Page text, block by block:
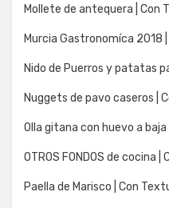
Mollete de antequera | Con
Murcia Gastronomíca 2018
Nido de Puerros y patatas
Nuggets de pavo caseros |
Olla gitana con huevo a
OTROS FONDOS de cocina
Paella de Marisco | Con